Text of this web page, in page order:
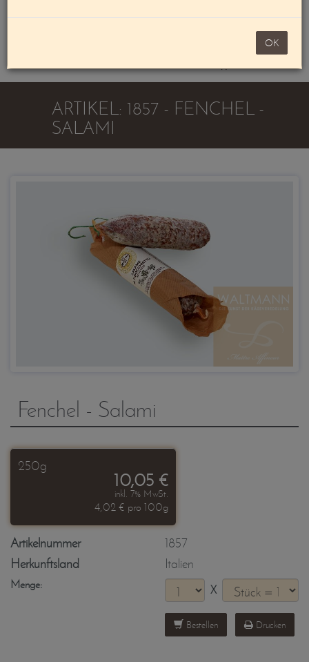
noch 100,00 €
Warenkorb
OK
ARTIKEL: 1857 - FENCHEL -
SALAMI
Fenchel - Salami
250g
10,05 €
inkl. 7% MwSt.
4,02 € pro 100g
Artikelnummer
1857
Herkunftsland
Italien
Menge: X
Bestellen Drucken